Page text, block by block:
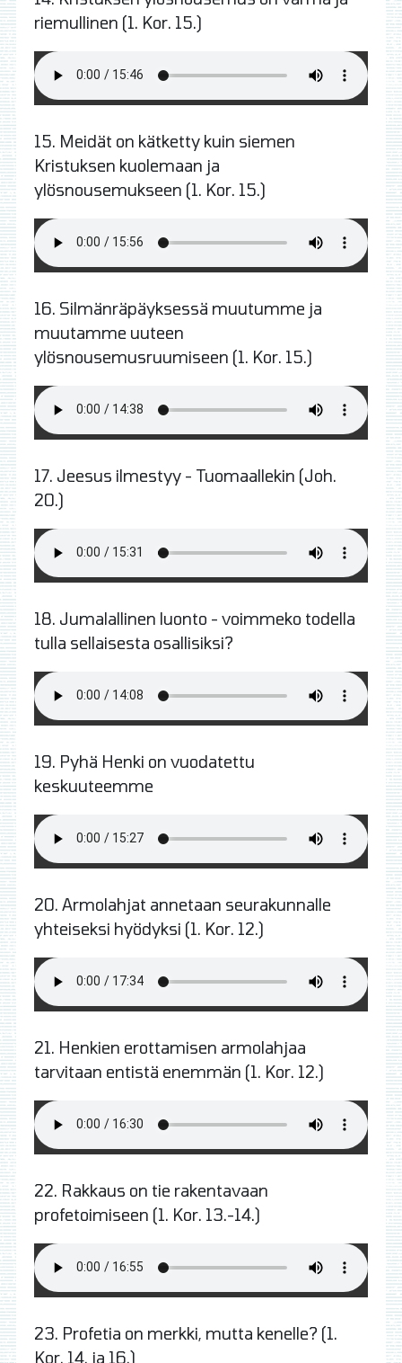
riemullinen (1. Kor. 15.)
15. Meidät on kätketty kuin siemen
Kristuksen kuolemaan ja
ylösnousemukseen (1. Kor. 15.)
16. Silmänräpäyksessä muutumme ja
muutamme uuteen
ylösnousemusruumiseen (1. Kor. 15.)
17. Jeesus ilmestyy - Tuomaallekin (Joh.
20.)
18. Jumalallinen luonto - voimmeko todella
tulla sellaisesta osallisiksi?
19. Pyhä Henki on vuodatettu
keskuuteemme
20. Armolahjat annetaan seurakunnalle
yhteiseksi hyödyksi (1. Kor. 12.)
21. Henkien erottamisen armolahjaa
tarvitaan entistä enemmän (1. Kor. 12.)
22. Rakkaus on tie rakentavaan
profetoimiseen (1. Kor. 13.-14.)
23. Profetia on merkki, mutta kenelle? (1.
Kor. 14. ja 16.)